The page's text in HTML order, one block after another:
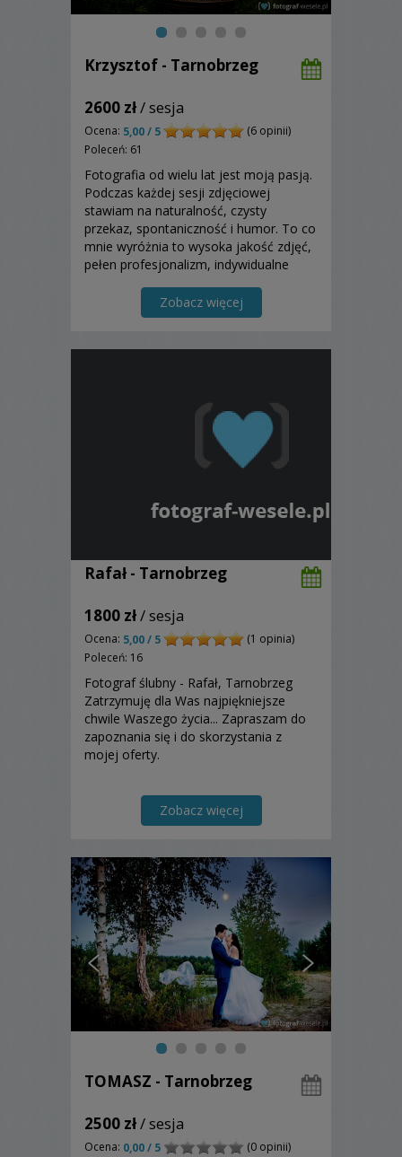
Krzysztof - Tarnobrzeg
2600 zł/ sesja
Ocena: 5,00 / 5
(6 opinii)
Poleceń: 61
Fotografia od wielu lat jest moją pasją.
Podczas każdej sesji zdjęciowej
stawiam na naturalność, czysty
przekaz, spontaniczność i humor. To co
mnie wyróżnia to wysoka jakość zdjęć,
pełen profesjonalizm, indywidualne
elastyczność, dyspozycyjność,
terminowość.
Zobacz więcej
Rafał - Tarnobrzeg
1800 zł/ sesja
Ocena: 5,00 / 5
(1 opinia)
Poleceń: 16
Fotograf ślubny - Rafał, Tarnobrzeg
Zatrzymuję dla Was najpiękniejsze
chwile Waszego życia... Zapraszam do
zapoznania się i do skorzystania z
mojej oferty.
Zobacz więcej
TOMASZ - Tarnobrzeg
2500 zł/ sesja
Ocena: 0,00 / 5
(0 opinii)